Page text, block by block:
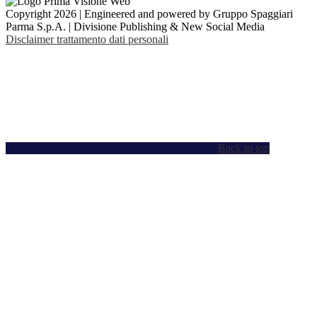
Copyright 2026 | Engineered and powered by Gruppo Spaggiari
Parma S.p.A. | Divisione Publishing & New Social Media
Disclaimer trattamento dati personali
Back to top